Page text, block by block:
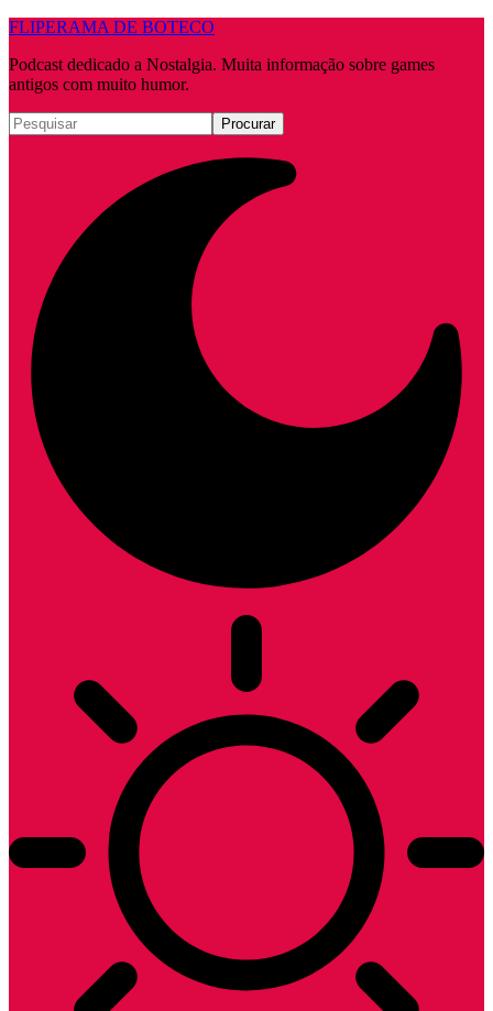
FLIPERAMA DE BOTECO
Podcast dedicado a Nostalgia. Muita informação sobre games
antigos com muito humor.